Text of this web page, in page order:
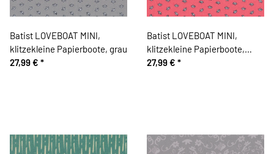
Batist LOVEBOAT MINI,
klitzekleine Papierboote, grau
27,99 € *
Batist LOVEBOAT MINI,
klitzekleine Papierboote,
lachsrot
27,99 € *